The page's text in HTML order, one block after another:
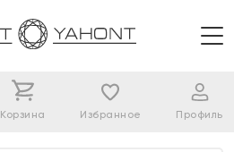
Корзина Избранное Профиль